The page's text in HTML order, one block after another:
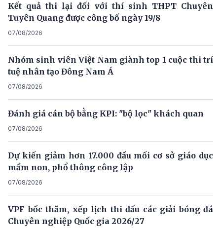
Kết quả thi lại đối với thí sinh THPT Chuyên
Tuyên Quang được công bố ngày 19/8
07/08/2026
Nhóm sinh viên Việt Nam giành top 1 cuộc thi trí
tuệ nhân tạo Đông Nam Á
07/08/2026
Đánh giá cán bộ bằng KPI: "bộ lọc" khách quan
07/08/2026
Dự kiến giảm hơn 17.000 đầu mối cơ sở giáo dục
mầm non, phổ thông công lập
07/08/2026
VPF bốc thăm, xếp lịch thi đấu các giải bóng đá
Chuyên nghiệp Quốc gia 2026/27